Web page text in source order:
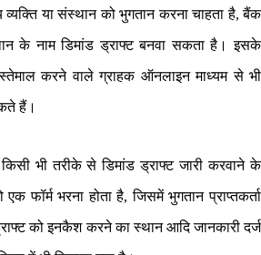
व्यक्ति या संस्थान को भुगतान करना चाहता है, बैंक
के नाम डिमांड ड्राफ्ट बनवा सकता है। इसके
करने वाले ग्राहक ऑनलाइन माध्यम से भी
हैं।
भी तरीके से डिमांड ड्राफ्ट जारी करवाने के
फॉर्म भरना होता है, जिसमें भुगतान प्राप्तकर्ता
को इनकैश करने का स्थान आदि जानकारी दर्ज